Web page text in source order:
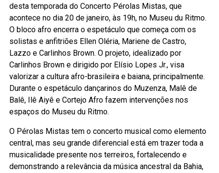
desta temporada do Concerto Pérolas Mistas, que
acontece no dia 20 de janeiro, às 19h, no Museu du Ritmo.
O bloco afro encerra o espetáculo que começa com os
solistas e anfitriões Ellen Oléria, Mariene de Castro,
Lazzo e Carlinhos Brown. O projeto, idealizado por
Carlinhos Brown e dirigido por Elísio Lopes Jr., visa
valorizar a cultura afro-brasileira e baiana, principalmente.
Durante o espetáculo dançarinos do Muzenza, Malê de
Balê, Ilê Aiyê e Cortejo Afro fazem intervenções nos
espaços do Museu du Ritmo.
O Pérolas Mistas tem o concerto musical como elemento
central, mas seu grande diferencial está em trazer toda a
musicalidade presente nos terreiros, fortalecendo e
demonstrando a relevância da música ancestral da Bahia,